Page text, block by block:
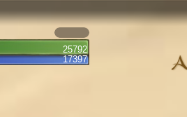
25792
17397